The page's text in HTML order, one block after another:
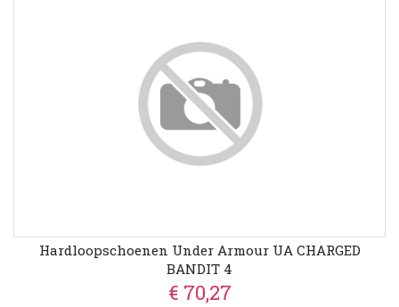
Hardloopschoenen Under Armour UA CHARGED
BANDIT 4
€ 70,27